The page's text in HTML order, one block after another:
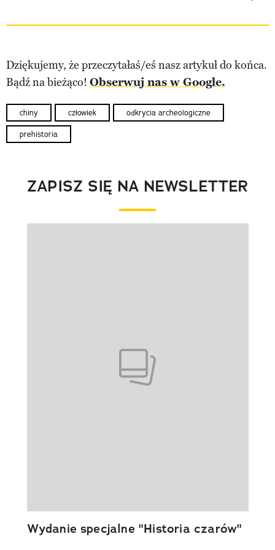
Dziękujemy, że przeczytałaś/eś nasz artykuł do końca.
Bądź na bieżąco! Obserwuj nas w Google.
chiny człowiek odkrycia archeologiczne
prehistoria
ZAPISZ SIĘ NA NEWSLETTER
Wydanie specjalne "Historia czarów"